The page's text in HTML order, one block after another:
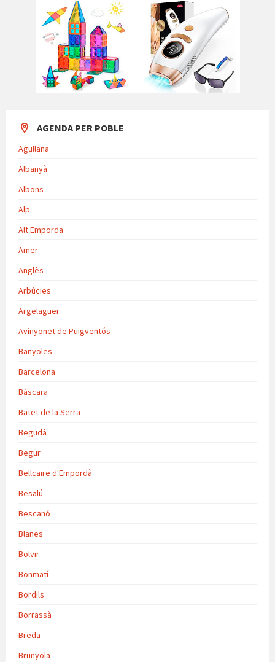
AGENDA PER POBLE
Agullana
Albanyà
Albons
Alp
Alt Emporda
Amer
Anglès
Arbúcies
Argelaguer
Avinyonet de Puigventós
Banyoles
Barcelona
Bàscara
Batet de la Serra
Begudà
Begur
Bellcaire d'Empordà
Besalú
Bescanó
Blanes
Bolvir
Bonmatí
Bordils
Borrassà
Breda
Brunyola